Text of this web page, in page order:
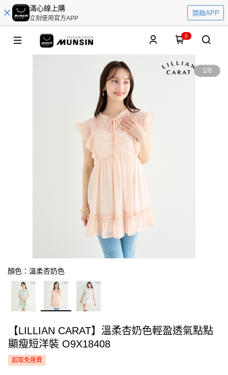
滿心線上購
立刻使用官方APP
開啟APP
0
1/8
顏色：溫柔杏奶色
【LILLIAN CARAT】溫柔杏奶色輕盈透氣點點
顯瘦短洋裝 O9X18408
超取免運費